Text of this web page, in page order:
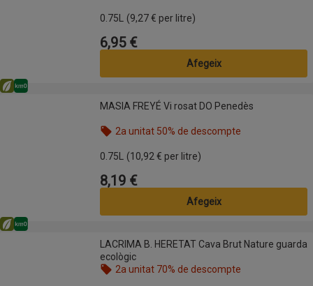
0.75L
(9,27 € per litre)
Preu
6,95 €
Afegeix
MASIA FREYÉ Vi rosat DO Penedès
Eco
Km0
MASIA FREYÉ Vi rosat DO Penedès
2a unitat 50% de descompte
0.75L (10,92 € per litre)
Preu
8,19 €
Afegeix
LACRIMA B. HERETAT Cava Brut Nature guarda ecològic
Eco
Km0
LACRIMA B. HERETAT Cava Brut Nature guarda
ecològic
2a unitat 70% de descompte